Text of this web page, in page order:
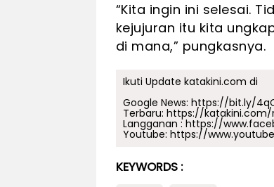
“Kita ingin ini selesai.
kejujuran itu kita
di mana,” pungkasnya.
Ikuti Update katakini.com di
Google News: https://bit.ly/
Terbaru: https://katakini.com/
Langganan : https://
Youtube: https://
KEYWORDS :